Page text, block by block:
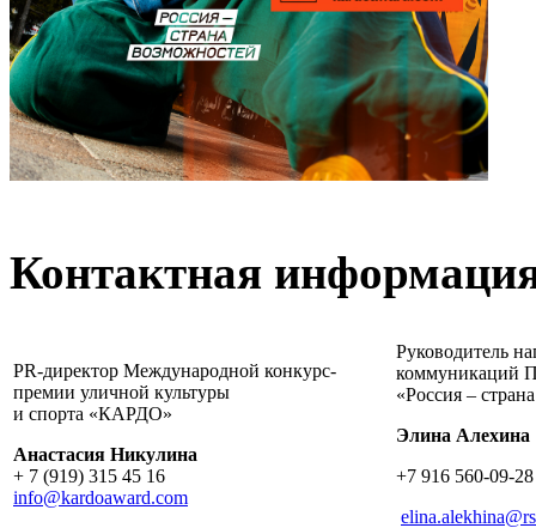
Контактная
PR-директор Международной конкурс-
премии уличной культуры
и спорта «КАРДО»
Анастасия Никулина
+ 7 (919) 315 45 16
info@kardoaward.com
Руководитель
коммуникаций
«Россия –
Элина Алехина
+7 916 560-09-28